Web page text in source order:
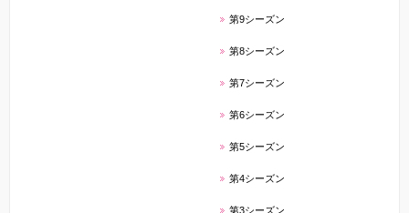
第9シーズン
第8シーズン
第7シーズン
第6シーズン
第5シーズン
第4シーズン
第3シーズン